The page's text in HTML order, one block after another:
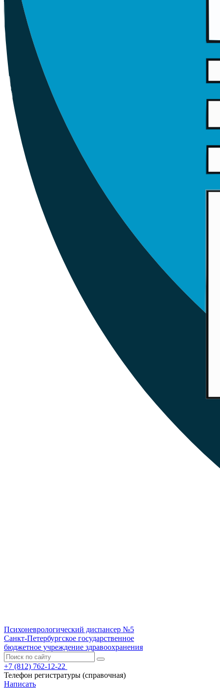
Психоневрологический диспансер №5
Санкт-Петербургское государственное
бюджетное учреждение здравоохранения
+7 (812) 762-12-22
Телефон регистратуры (справочная)
Написать